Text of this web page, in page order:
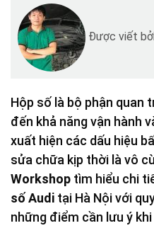
Được viết
Hộp số là bộ phận quan
đến khả năng vận hành
xuất hiện các dấu hiệu
sửa chữa kịp thời là vô
Workshop tìm hiểu chi
số Audi tại Hà Nội với
những điểm cần lưu ý